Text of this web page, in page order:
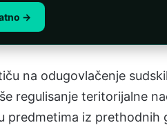
→
na odugovlačenje
regulisanje teritorijalne
predmetima iz prethodnih